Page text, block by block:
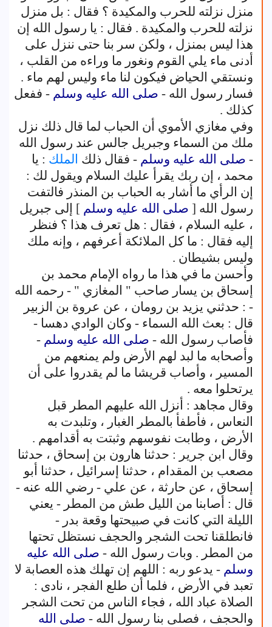
منزل نزلته للحرب والمكيدة ؟ فقال : بل منزل
نزلته للحرب والمكيدة . فقال : يا رسول الله إن
هذا ليس بمنزل ، ولكن سر بنا حتى ننزل على
أدنى ماء يلي القوم ونغور ما وراءه من القلب ،
ونستقي الحياض فيكون لنا ماء وليس لهم ماء .
فسار رسول الله - صلى الله عليه وسلم - ففعل
كذلك .
وفي مغازي الأموي أن الحباب لما قال ذلك نزل
ملك من السماء وجبريل جالس عند رسول الله
- صلى الله عليه وسلم - فقال ذلك الملك : يا
محمد ، إن ربك يقرأ عليك السلام ويقول لك :
إن الرأي ما أشار به الحباب بن المنذر فالتفت
رسول الله [ صلى الله عليه وسلم ] إلى جبريل
، عليه السلام ، فقال : هل تعرف هذا ؟ فنظر
إليه فقال : ما كل الملائكة أعرفهم ، وإنه ملك
وليس بشيطان .
وأحسن ما في هذا ما رواه الإمام محمد بن
إسحاق بن يسار صاحب " المغازي " - رحمه الله
- : حدثني يزيد بن رومان ، عن عروة بن الزبير
قال : بعث الله السماء - وكان الوادي دهسا -
فأصاب رسول الله - صلى الله عليه وسلم -
وأصحابه ما لبد لهم الأرض ولم يمنعهم من
المسير ، وأصاب قريشا ما لم يقدروا على أن
يرتحلوا معه .
وقال مجاهد : أنزل الله عليهم المطر قبل
النعاس ، فأطفأ بالمطر الغبار ، وتلبدت به
الأرض ، وطابت نفوسهم وثبتت به أقدامهم .
وقال ابن جرير : حدثنا هارون بن إسحاق ، حدثنا
مصعب بن المقدام ، حدثنا إسرائيل ، حدثنا أبو
إسحاق ، عن حارثة ، عن علي - رضي الله عنه -
قال : أصابنا من الليل طش من المطر - يعني
الليلة التي كانت في صبيحتها وقعة بدر -
فانطلقنا تحت الشجر والحجف نستظل تحتها
من المطر . وبات رسول الله - صلى الله عليه
وسلم - يدعو ربه : اللهم إن تهلك هذه العصابة لا
تعبد في الأرض ، فلما أن طلع الفجر ، نادى :
الصلاة عباد الله ، فجاء الناس من تحت الشجر
والحجف ، فصلى بنا رسول الله - صلى الله